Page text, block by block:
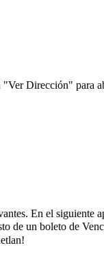
"Ver Dirección" para
En el siguiente
de un boleto de